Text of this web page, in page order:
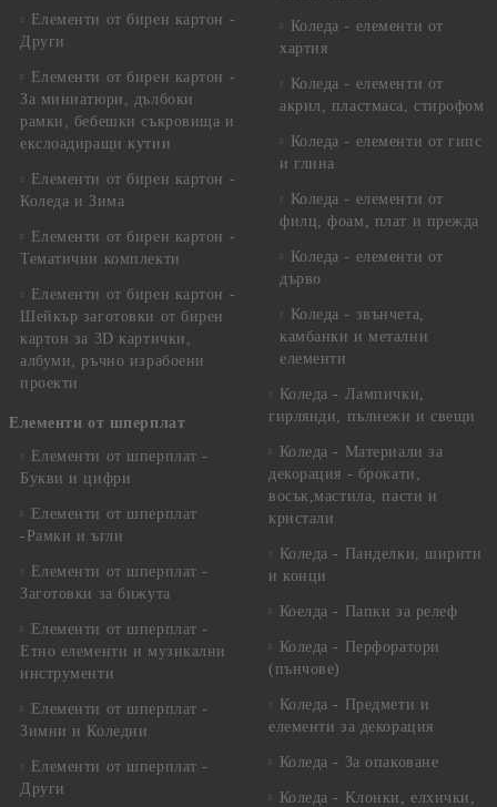
Елементи от бирен картон -
Други
Елементи от бирен картон -
За миниатюри, дълбоки
рамки, бебешки съкровища и
екслоадиращи кутии
Елементи от бирен картон -
Коледа и Зима
Елементи от бирен картон -
Тематични комплекти
Елементи от бирен картон -
Шейкър заготовки от бирен
картон за 3D картички,
албуми, ръчно израбоени
проекти
Елементи от шперплат
Елементи от шперплат -
Букви и цифри
Елементи от шперплат
-Рамки и ъгли
Елементи от шперплат -
Заготовки за бижута
Елементи от шперплат -
Етно елементи и музикални
инструменти
Елементи от шперплат -
Зимни и Коледни
Елементи от шперплат -
Други
Коледа - елементи от
хартия
Коледа - елементи от
акрил, пластмаса, стирофом
Коледа - елементи от гипс
и глина
Коледа - елементи от
филц, фоам, плат и прежда
Коледа - елементи от
дърво
Коледа - звънчета,
камбанки и метални
елементи
Коледа - Лампички,
гирлянди, пълнежи и свещи
Коледа - Материали за
декорация - брокати,
восък,мастила, пасти и
кристали
Коледа - Панделки, ширити
и конци
Коелда - Папки за релеф
Коледа - Перфоратори
(пънчове)
Коледа - Предмети и
елементи за декорация
Коледа - За опаковане
Коледа - Kлонки, елхички,